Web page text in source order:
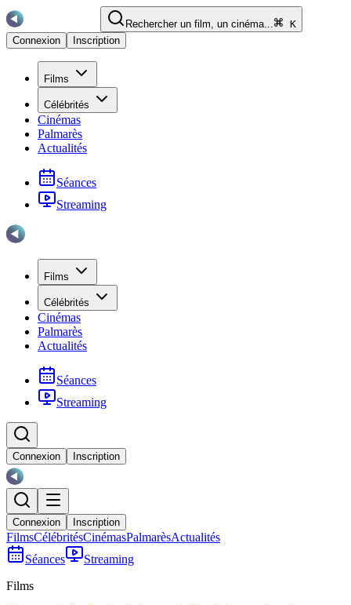
Rechercher un film, un cinéma...
K
Connexion
Inscription
Films
Célébrités
Cinémas
Palmarès
Actualités
Séances
Streaming
Films
Célébrités
Cinémas
Palmarès
Actualités
Séances
Streaming
Connexion Inscription
Connexion Inscription
FilmsCélébritésCinémasPalmarèsActualités
Séances
Streaming
Films